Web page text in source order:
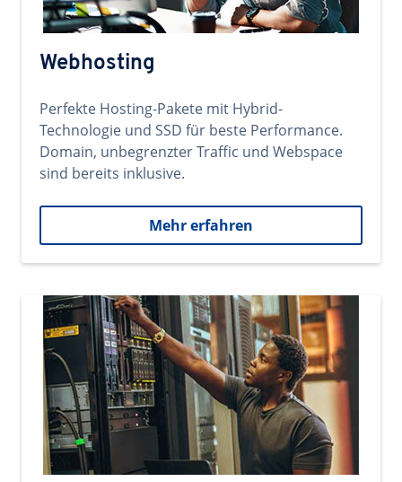
Webhosting
Perfekte Hosting-Pakete mit Hybrid-
Technologie und SSD für beste Performance.
Domain, unbegrenzter Traffic und Webspace
sind bereits inklusive.
Mehr erfahren